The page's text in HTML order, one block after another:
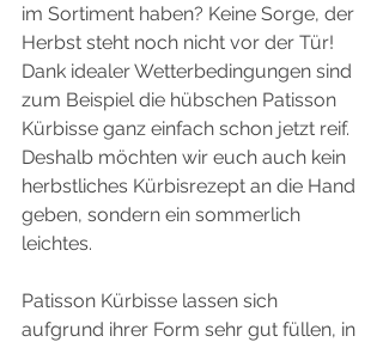
im Sortiment haben? Keine Sorge, der
Herbst steht noch nicht vor der Tür!
Dank idealer Wetterbedingungen sind
zum Beispiel die hübschen Patisson
Kürbisse ganz einfach schon jetzt reif.
Deshalb möchten wir euch auch kein
herbstliches Kürbisrezept an die Hand
geben, sondern ein sommerlich
leichtes.
Patisson Kürbisse lassen sich
aufgrund ihrer Form sehr gut füllen, in